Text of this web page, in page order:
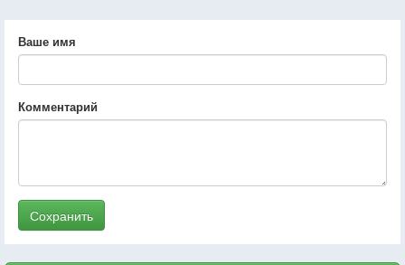
Ваше имя
Комментарий
Сохранить